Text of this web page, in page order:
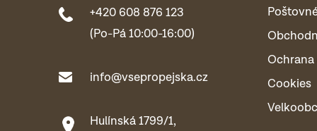
+420 608 876 123
(Po-Pá 10:00-16:00)
info@vsepropejska.cz
Hulínská 1799/1,
Cookies